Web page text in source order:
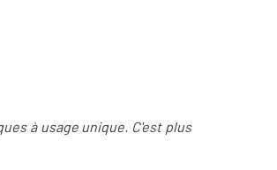
à usage unique. C'est plus